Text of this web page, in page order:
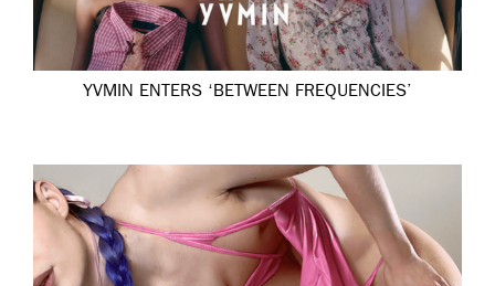
YVMIN ENTERS ‘BETWEEN FREQUENCIES’